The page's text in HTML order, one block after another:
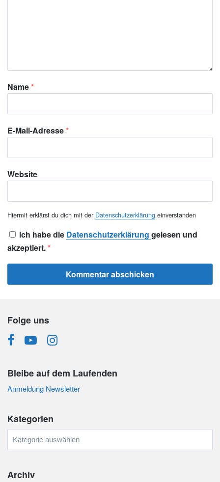
Name*
E-Mail-Adresse*
Website
Hiermit erklärst du dich mit der Datenschutzerklärung einverstanden
Ich habe die Datenschutzerklärung gelesen und
akzeptiert.*
Folge uns
Bleibe auf dem Laufenden
Anmeldung Newsletter
Kategorien
Kategorien
Archiv